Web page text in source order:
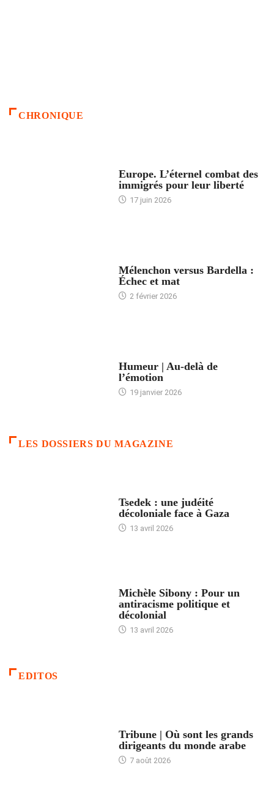
CHRONIQUE
Europe. L’éternel combat des
immigrés pour leur liberté
17 juin 2026
Mélenchon versus Bardella :
Échec et mat
2 février 2026
Humeur | Au-delà de
l’émotion
19 janvier 2026
LES DOSSIERS DU MAGAZINE
Tsedek : une judéité
décoloniale face à Gaza
13 avril 2026
Michèle Sibony : Pour un
antiracisme politique et
décolonial
13 avril 2026
EDITOS
Tribune | Où sont les grands
dirigeants du monde arabe
7 août 2026